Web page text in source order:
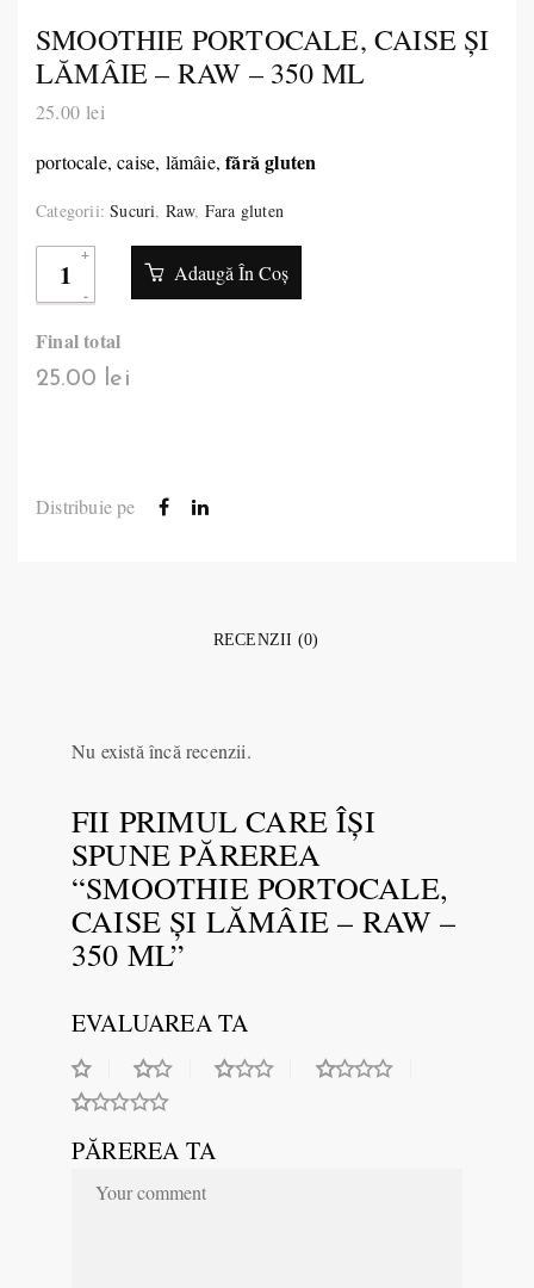
SMOOTHIE PORTOCALE, CAISE ŞI
LĂMÂIE – RAW – 350 ML
25.00 lei
portocale, caise, lămâie,fără gluten
Categorii:Sucuri, Raw, Fara gluten
Adaugă În Coș
Final total
25.00 lei
Distribuie pe
RECENZII (0)
Nu există încă recenzii.
FII PRIMUL CARE ÎȘI
SPUNE PĂREREA
“SMOOTHIE PORTOCALE,
CAISE ŞI LĂMÂIE – RAW –
350 ML”
EVALUAREA TA
PĂREREA TA